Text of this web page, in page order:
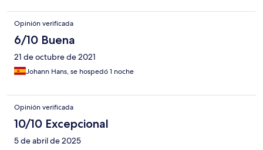
Opinión verificada
6/10 Buena
21 de octubre de 2021
Johann Hans, se hospedó 1 noche
Opinión verificada
10/10 Excepcional
5 de abril de 2025